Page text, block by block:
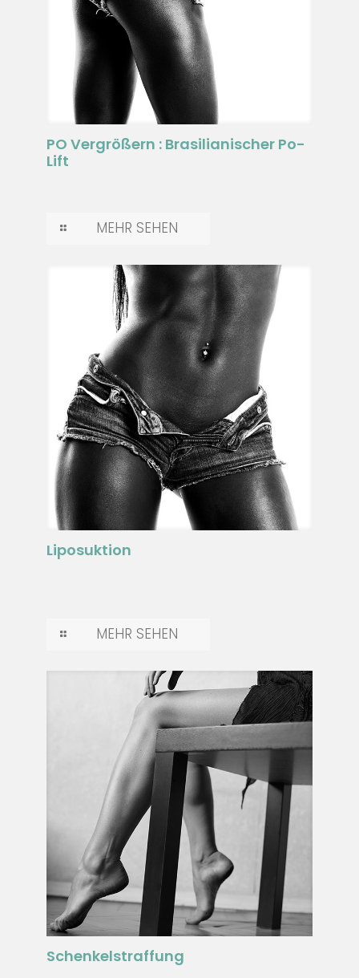
PO Vergrößern : Brasilianischer Po-
Lift
MEHR SEHEN
Liposuktion
MEHR SEHEN
Schenkelstraffung